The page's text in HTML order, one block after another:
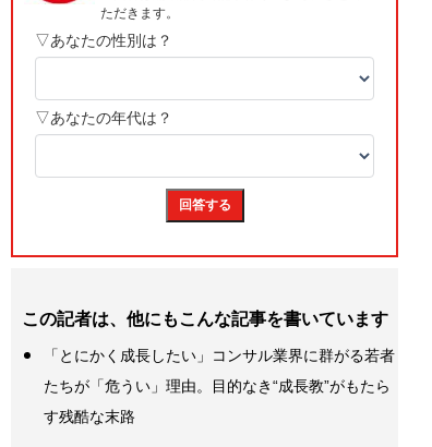
この記者は、他にもこんな記事を書いています
「とにかく成長したい」コンサル業界に群がる若者
たちが「危うい」理由。目的なき“成長教”がもたら
す残酷な末路